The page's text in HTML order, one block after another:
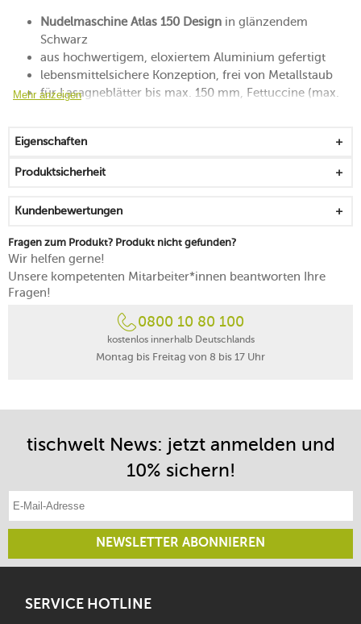
Nudelmaschine Atlas 150 Design in glänzendem
Schwarz
aus hochwertigem, eloxiertem Aluminium gefertigt
lebensmittelsichere Konzeption, frei von Metallstaub
für Lasagneblätter bis max. 150 mm, Fettuccine (max.
unterschiedliche Teigstärken
mehr Geschmack durch durchlässige Oberfläche der
abnehmbare Kämme und Schaber aus bestem
Polymerharz
Stabilität und Sicherheit durch Füße aus Gummi
Kurbel liegt mit dem gut fassbaren Griff angenehm in
den Händen
Sonderzubehör macht die Herstellung von weiteren
Nudelarten möglich
Reinigung der Oberfläche mit einem Tuch
Made in Italy
Mehr anzeigen
Eigenschaften
Produktsicherheit
Kundenbewertungen
Fragen zum Produkt? Produkt nicht gefunden?
Wir helfen gerne!
Unsere kompetenten Mitarbeiter*innen beantworten Ihre
Fragen!
0800 10 80 100
kostenlos innerhalb Deutschlands
Montag bis Freitag von 8 bis 17 Uhr
tischwelt News: jetzt anmelden und
10% sichern!
NEWSLETTER ABONNIEREN
SERVICE HOTLINE